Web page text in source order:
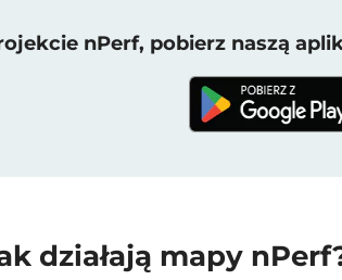
nPerf, pobierz naszą
działają mapy